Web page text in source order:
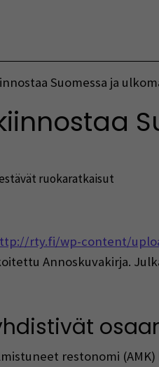
Suomessa ja
ruokaratkaisut
rty.fi/wp-content/
Annoskuvakirja.
restonomi (AMK)